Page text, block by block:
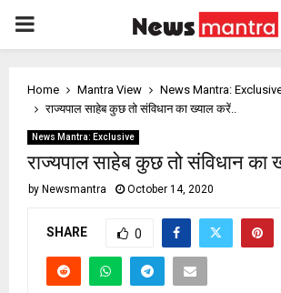
PRIMARY
Home Mantra View
News Mantra:
राज्यपाल साहेब कुछ तो संविधान का ख्याल करें..
News Mantra: Exclusive
राज्यपाल साहेब कुछ तो संविधान का
by Newsmantra October 14, 2020
SHARE 0